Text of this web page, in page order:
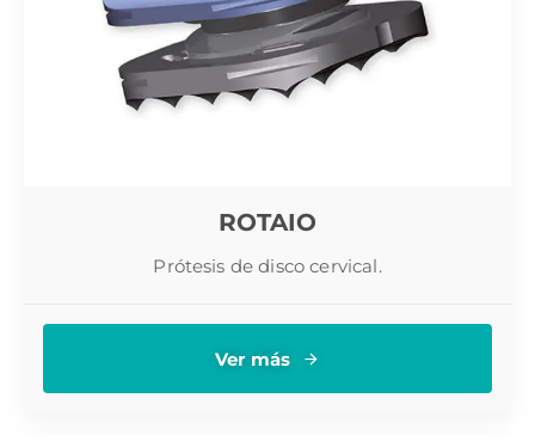
ROTAIO
Prótesis de disco cervical.
Ver más